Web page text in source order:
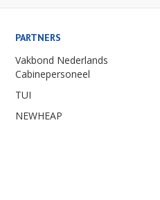
PARTNERS
Vakbond Nederlands
Cabinepersoneel
TUI
NEWHEAP